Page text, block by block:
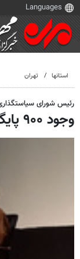
استانها تهران
رئیس شورای
وجود ۹۰۰ پایگاه اقامه نمازجمعه در کشور